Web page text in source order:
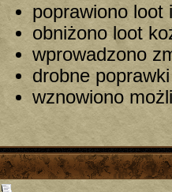
poprawiono loot
obniżono loot
wprowadzono
drobne
wznowiono